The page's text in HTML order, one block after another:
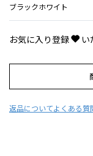
ブラックホワイト
お気に入り登録 い
返品についてよくある